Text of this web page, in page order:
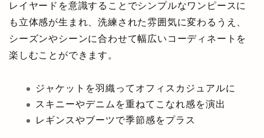
レイヤードを意識することでシンプルなワンピースに
も立体感が生まれ、洗練された雰囲気に変わるうえ、
シーズンやシーンに合わせて幅広いコーディネートを
楽しむことができます。
ジャケットを羽織ってオフィスカジュアルに
スキニーやデニムを重ねてこなれ感を演出
レギンスやブーツで季節感をプラス